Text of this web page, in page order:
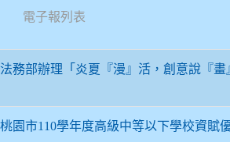
電子報列表
務部辦理「炎夏『漫』活，創意說『
園市110學年度高級中等以下學校資賦